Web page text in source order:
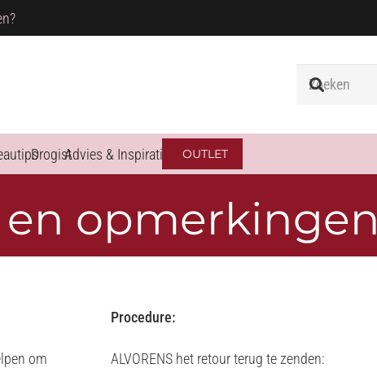
DrogistAdvies & Inspiratie OUTLET
opmerkingen
om
Procedure:
ALVORENS het retour terug te zenden: